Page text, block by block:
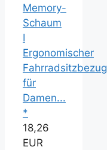
Memory-
Schaum
I
Ergonomischer
Fahrradsitzbezug
für
Damen...
*
18,26
EUR